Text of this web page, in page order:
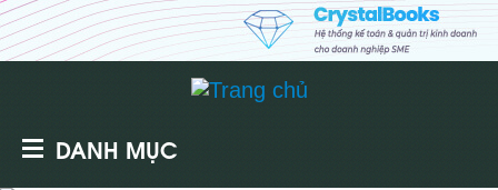
DANH MỤC